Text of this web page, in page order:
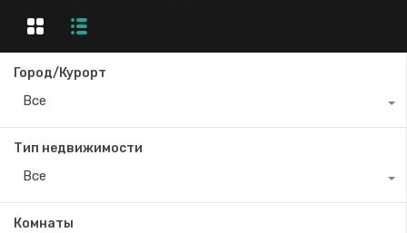
Город/Курорт
Все
Тип недвижимости
Все
Комнаты